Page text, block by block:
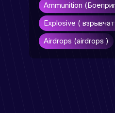
Ammunition
Explosive (
Airdrops (аirdrops )